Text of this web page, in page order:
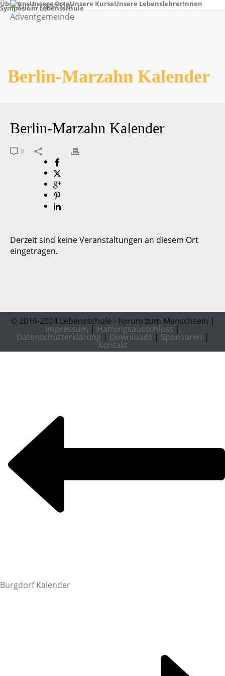
Über unsUnsere OrteUnsere KurseUnsere LebenslehrerInnen
Symposium Lebensschule
Berlin-Marzahn Kalender
Berlin-Marzahn Kalender
0
Derzeit sind keine Veranstaltungen an diesem Ort
eingetragen.
© 2016-2024 Lebensschule - Forum zum Menschsein |
Impressum | Haftungsausschluss |
Datenschutzerklärung | Downloads | Sponsoren |
Kontakt
Burgdorf Kalender